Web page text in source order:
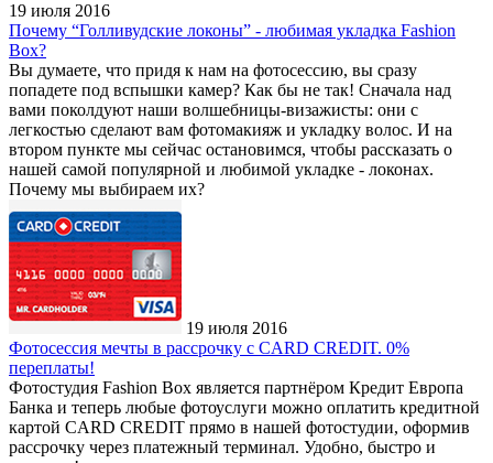
19 июля 2016
Почему “Голливудские локоны” - любимая укладка Fashion
Box?
Вы думаете, что придя к нам на фотосессию, вы сразу
попадете под вспышки камер? Как бы не так! Сначала над
вами поколдуют наши волшебницы-визажисты: они с
легкостью сделают вам фотомакияж и укладку волос. И на
втором пункте мы сейчас остановимся, чтобы рассказать о
нашей самой популярной и любимой укладке - локонах.
Почему мы выбираем их?
19 июля 2016
Фотосессия мечты в рассрочку с CARD CREDIT. 0%
переплаты!
Фотостудия Fashion Box является партнёром Кредит Европа
Банка и теперь любые фотоуслуги можно оплатить кредитной
картой CARD CREDIT прямо в нашей фотостудии, оформив
рассрочку через платежный терминал. Удобно, быстро и